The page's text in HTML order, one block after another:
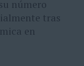
número
tras
en